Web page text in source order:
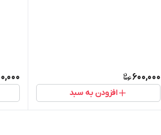
600,000
افزودن به سبد